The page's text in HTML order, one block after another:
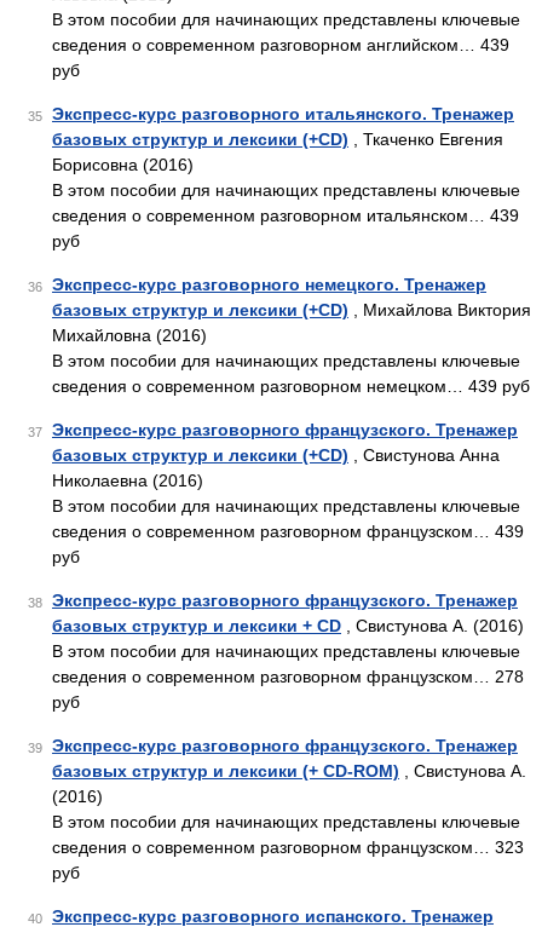
В этом пособии для начинающих представлены ключевые
сведения о современном разговорном английском… 439
руб
35
Экспресс-курс разговорного итальянского. Тренажер
базовых структур и лексики (+CD) , Ткаченко Евгения
Борисовна (2016)
В этом пособии для начинающих представлены ключевые
сведения о современном разговорном итальянском… 439
руб
36
Экспресс-курс разговорного немецкого. Тренажер
базовых структур и лексики (+CD) , Михайлова Виктория
Михайловна (2016)
В этом пособии для начинающих представлены ключевые
сведения о современном разговорном немецком… 439 руб
37
Экспресс-курс разговорного французского. Тренажер
базовых структур и лексики (+CD) , Свистунова Анна
Николаевна (2016)
В этом пособии для начинающих представлены ключевые
сведения о современном разговорном французском… 439
руб
38
Экспресс-курс разговорного французского. Тренажер
базовых структур и лексики + CD , Свистунова А. (2016)
В этом пособии для начинающих представлены ключевые
сведения о современном разговорном французском… 278
руб
39
Экспресс-курс разговорного французского. Тренажер
базовых структур и лексики (+ CD-ROM) , Свистунова А.
(2016)
В этом пособии для начинающих представлены ключевые
сведения о современном разговорном французском… 323
руб
40
Экспресс-курс разговорного испанского. Тренажер